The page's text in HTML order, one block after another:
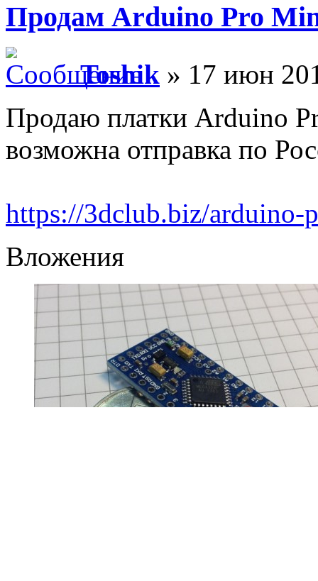
Продам Arduino Pro
Toshik » 17 июн
Продаю платки Arduino
возможна отправка по
https://3dclub.biz/arduino-
Вложения